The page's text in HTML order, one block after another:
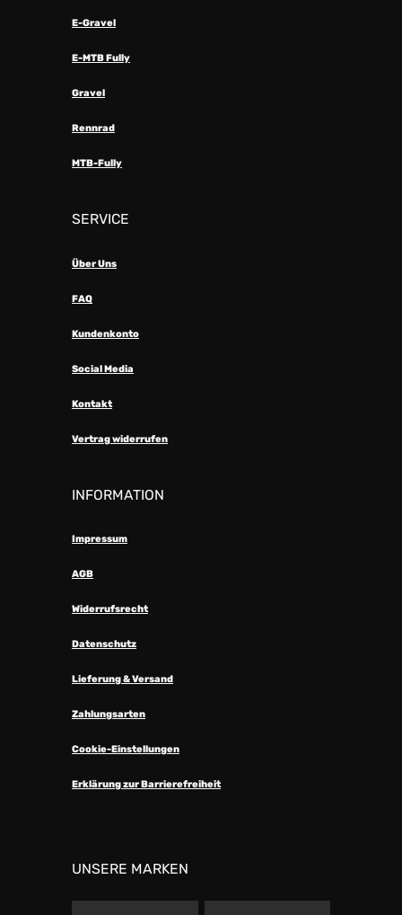
E-Gravel
E-MTB Fully
Gravel
Rennrad
MTB-Fully
SERVICE
Über Uns
FAQ
Kundenkonto
Social Media
Kontakt
Vertrag widerrufen
INFORMATION
Impressum
AGB
Widerrufsrecht
Datenschutz
Lieferung & Versand
Zahlungsarten
Cookie-Einstellungen
Erklärung zur Barrierefreiheit
UNSERE MARKEN